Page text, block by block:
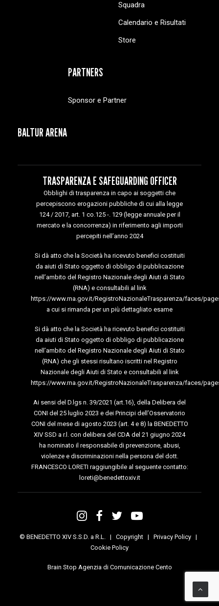
Squadra
Calendario e Risultati
Store
PARTNERS
Sponsor e Partner
BALTUR ARENA
TRASPARENZA E SAFEGUARDING OFFICER
Obblighi di trasparenza in capo ai soggetti che
percepiscono erogazioni pubbliche di cui alla legge
124 / 2017, art. 1 co.125 -. 129 (legge annuale per il
mercato e la concorrenza) in riferimento agli importi
percepiti nell’anno 2024
Si dà atto che la Società ha ricevuto benefici costituiti
da aiuti di Stato oggetto di obbligo di pubblicazione
nell’ambito del Registro Nazionale degli Aiuti di Stato
(RNA) e consultabili al link
https://www.rna.gov.it/RegistroNazionaleTrasparenza/faces/
a cui si rimanda per un più dettagliato esame
Si dà atto che la Società ha ricevuto benefici costituiti
da aiuti di Stato oggetto di obbligo di pubblicazione
nell’ambito del Registro Nazionale degli Aiuti di Stato
(RNA) che gli stessi risultano iscritti nel Registro
Nazionale degli Aiuti di Stato e consultabili al link
https://www.rna.gov.it/RegistroNazionaleTrasparenza/faces/
Ai sensi del D.lgs n. 39/2021 (art.16), della Delibera del
CONI del 25 luglio 2023 e dei Principi dell’Osservatorio
CONI del mese di agosto 2023 (art. 4 e 8) la BENEDETTO
XIV SSD a r.l. con delibera del CDA del 21 giugno 2024
ha nominato il responsabile di prevenzione, abusi,
violenze e discriminazioni nella persona del dott.
FRANCESCO LORETI raggiungibile al seguente contatto:
loreti@benedettoxiv.it
© BENEDETTO XIV S.S.D. a R.L. | Copyright| Privacy Policy|
Cookie Policy
Brain Stop Agenzia di Comunicazione Cento